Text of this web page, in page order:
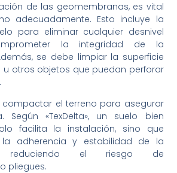
de las geomembranas, es vital
adecuadamente. Esto incluye la
para eliminar cualquier desnivel
la integridad de la
se debe limpiar la superficie
u otros objetos que puedan perforar
compactar el terreno para asegurar
Según «TexDelta», un suelo bien
facilita la instalación, sino que
adherencia y estabilidad de la
reduciendo el riesgo de
pliegues.